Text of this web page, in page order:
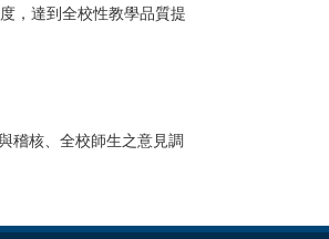
，達到全校性教學品質提
稽核、全校師生之意見調